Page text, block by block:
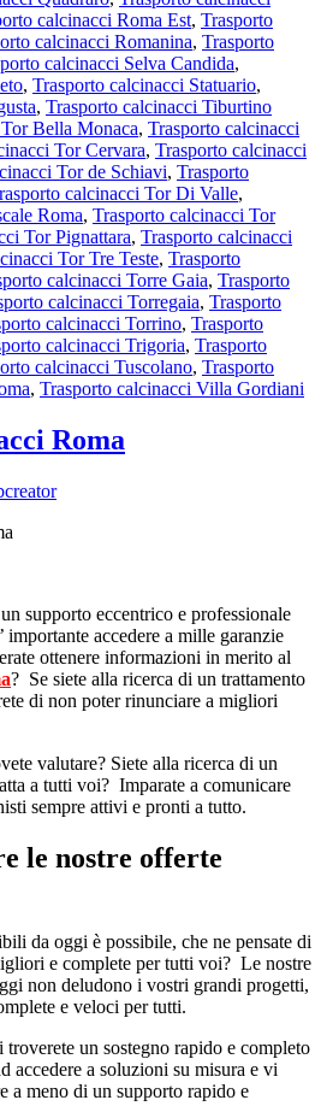
calcinacci Roma Est, Trasporto
calcinacci Romanina, Trasporto
calcinacci Selva Candida,
, Trasporto calcinacci Statuario,
, Trasporto calcinacci Tiburtino
Bella Monaca, Trasporto calcinacci
Tor Cervara, Trasporto calcinacci
Tor de Schiavi, Trasporto
calcinacci Tor Di Valle,
Roma, Trasporto calcinacci Tor
Tor Pignattara, Trasporto calcinacci
Tor Tre Teste, Trasporto
calcinacci Torre Gaia, Trasporto
calcinacci Torregaia, Trasporto
calcinacci Torrino, Trasporto
calcinacci Trigoria, Trasporto
calcinacci Tuscolano, Trasporto
, Trasporto calcinacci Villa Gordiani
Roma
supporto eccentrico e professionale
importante accedere a mille garanzie
ottenere informazioni in merito al
? Se siete alla ricerca di un trattamento
di non poter rinunciare a migliori
valutare? Siete alla ricerca di un
a tutti voi? Imparate a comunicare
sempre attivi e pronti a tutto.
le nostre offerte
da oggi è possibile, che ne pensate di
e complete per tutti voi? Le nostre
non deludono i vostri grandi progetti,
e veloci per tutti.
un sostegno rapido e completo
accedere a soluzioni su misura e vi
a meno di un supporto rapido e